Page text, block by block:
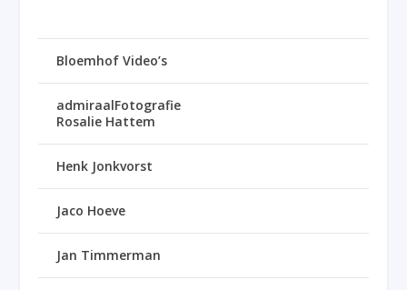
Bloemhof Video’s
admiraalFotografie
Rosalie Hattem
Henk Jonkvorst
Jaco Hoeve
Jan Timmerman